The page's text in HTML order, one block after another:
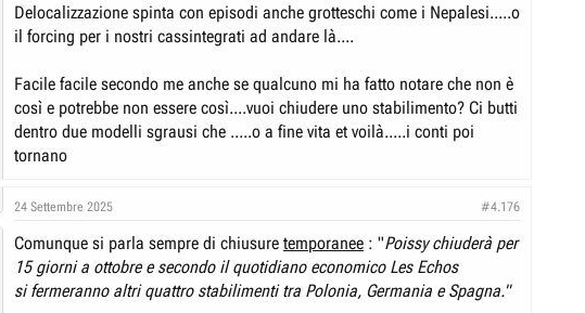
Delocalizzazione spinta con episodi anche grotteschi come i Nepalesi.....o
il forcing per i nostri cassintegrati ad andare là....
Facile facile secondo me anche se qualcuno mi ha fatto notare che non è
così e potrebbe non essere così....vuoi chiudere uno stabilimento? Ci butti
dentro due modelli sgrausi che .....o a fine vita et voilà.....i conti poi
tornano
24 Settembre 2025 #4.176
Comunque si parla sempre di chiusure temporanee : "Poissy chiuderà per
15 giorni a ottobre e secondo il quotidiano economico Les Echos
si fermerannoaltri quattro stabilimenti tra Polonia, Germania e Spagna."